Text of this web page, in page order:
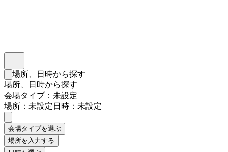
検索フォームを閉じる
場所、日時から探す
場所、日時から探す
会場タイプ：未設定
場所：未設定日時：未設定
会場タイプを選ぶ
場所を入力する